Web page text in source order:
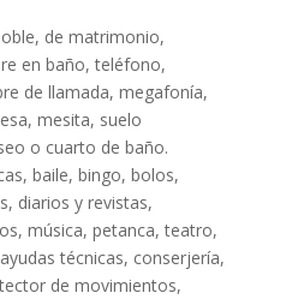
de matrimonio,
en baño, teléfono,
de llamada, megafonía,
mesita, suelo
o cuarto de baño.
baile, bingo, bolos,
diarios y revistas,
música, petanca, teatro,
técnicas, conserjería,
de movimientos,